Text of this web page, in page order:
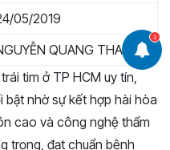
3
05/2019
QUANG THANH
tim ở TP HCM uy tín,
bật nhờ sự kết hợp hài hòa
cao và công nghệ thẩm
trọng, đạt chuẩn bệnh